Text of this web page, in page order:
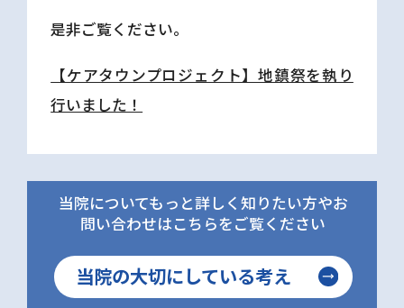
是非ご覧ください。
【ケアタウンプロジェクト】地鎮祭を執り
行いました！
当院についてもっと詳しく知りたい方やお
問い合わせはこちらをご覧ください
当院の大切にしている考え